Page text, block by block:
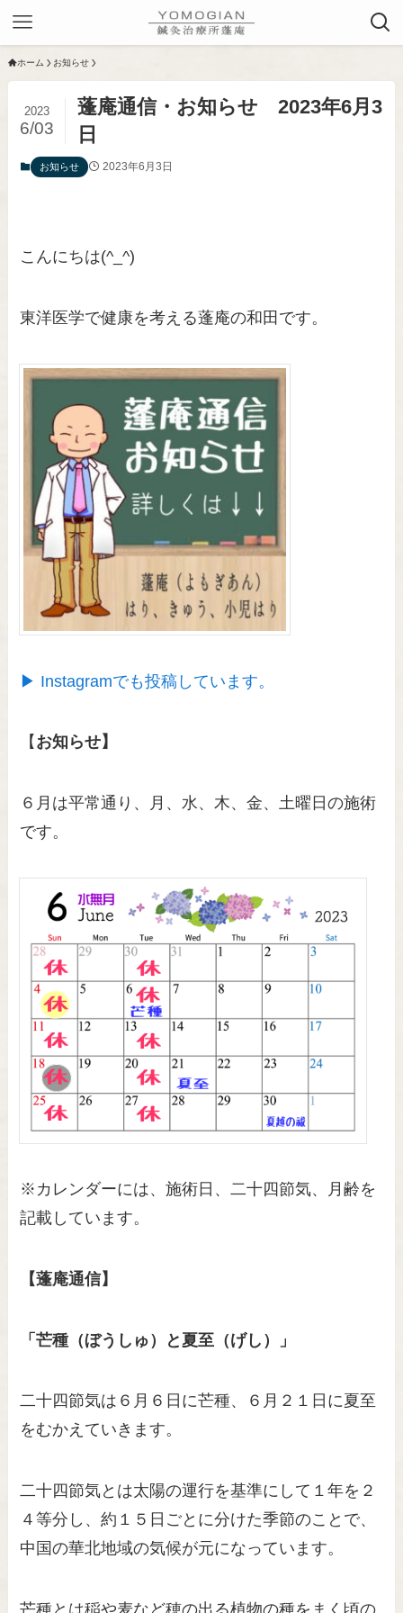
ホーム お知らせ
蓬庵通信・お知らせ 2023年6月3
日
2023
6/03
お知らせ 2023年6月3日
こんにちは(^_^)
東洋医学で健康を考える蓬庵の和田です。
▶ Instagramでも投稿しています。
【 お知らせ】
６月は平常通り、月、水、木、金、土曜日の施術
です。
※カレンダーには、施術日、二十四節気、月齢を
記載しています。
【蓬庵通信】
「芒種（ぼうしゅ）と夏至（げし）」
二十四節気は６月６日に芒種、６月２１日に夏至
をむかえていきます。
二十四節気とは太陽の運行を基準にして１年を２
４等分し、約１５日ごとに分けた季節のことで、
中国の華北地域の気候が元になっています。